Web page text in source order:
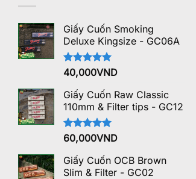
Giấy Cuốn Smoking
Deluxe Kingsize - GC06A
Được xếp
hạng
5 sao
40,000VND
Giấy Cuốn Raw Classic
110mm & Filter tips - GC12
Được xếp
hạng
5 sao
60,000VND
Giấy Cuốn OCB Brown
Slim & Filter - GC02